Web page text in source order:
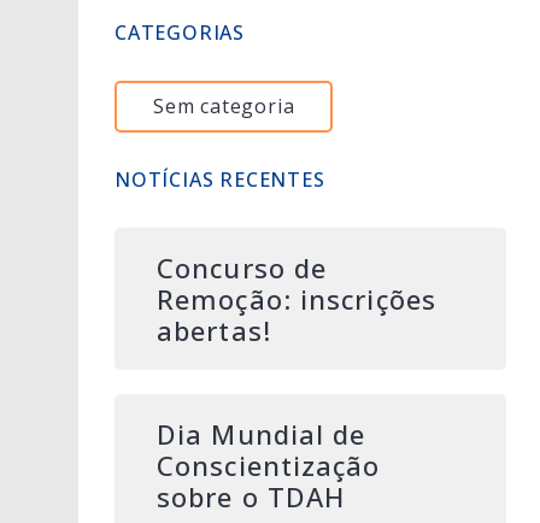
CATEGORIAS
Sem categoria
NOTÍCIAS RECENTES
Concurso de
Remoção: inscrições
abertas!
Dia Mundial de
Conscientização
sobre o TDAH